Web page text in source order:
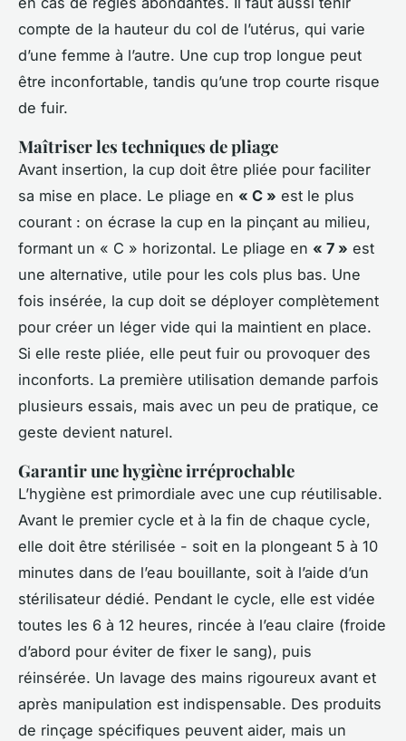
compte de la hauteur du col de l’utérus, qui varie
d’une femme à l’autre. Une cup trop longue peut
être inconfortable, tandis qu’une trop courte risque
de fuir.
Maîtriser les techniques de pliage
Avant insertion, la cup doit être pliée pour faciliter
sa mise en place. Le pliage en « C » est le plus
courant : on écrase la cup en la pinçant au milieu,
formant un « C » horizontal. Le pliage en « 7 » est
une alternative, utile pour les cols plus bas. Une
fois insérée, la cup doit se déployer complètement
pour créer un léger vide qui la maintient en place.
Si elle reste pliée, elle peut fuir ou provoquer des
inconforts. La première utilisation demande parfois
plusieurs essais, mais avec un peu de pratique, ce
geste devient naturel.
Garantir une hygiène irréprochable
L’hygiène est primordiale avec une cup réutilisable.
Avant le premier cycle et à la fin de chaque cycle,
elle doit être stérilisée - soit en la plongeant 5 à 10
minutes dans de l’eau bouillante, soit à l’aide d’un
stérilisateur dédié. Pendant le cycle, elle est vidée
toutes les 6 à 12 heures, rincée à l’eau claire (froide
d’abord pour éviter de fixer le sang), puis
réinsérée. Un lavage des mains rigoureux avant et
après manipulation est indispensable. Des produits
de rinçage spécifiques peuvent aider, mais un